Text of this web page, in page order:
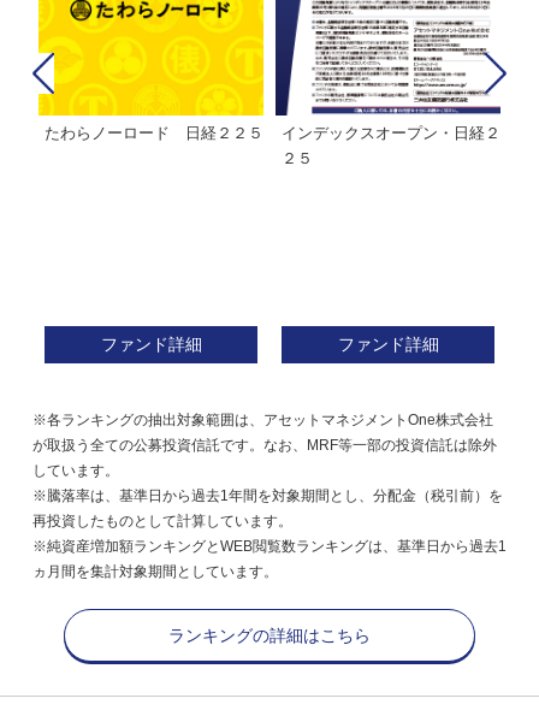
たわらノーロード 日経２２５
ファンド詳細
インデックスオープン・日経２
２５
ファンド詳細
※各ランキングの抽出対象範囲は、アセットマネジメントOne株式会社
が取扱う全ての公募投資信託です。なお、MRF等一部の投資信託は除外
しています。
※騰落率は、基準日から過去1年間を対象期間とし、分配金（税引前）を
再投資したものとして計算しています。
※純資産増加額ランキングとWEB閲覧数ランキングは、基準日から過去1
ヵ月間を集計対象期間としています。
ランキングの詳細はこちら